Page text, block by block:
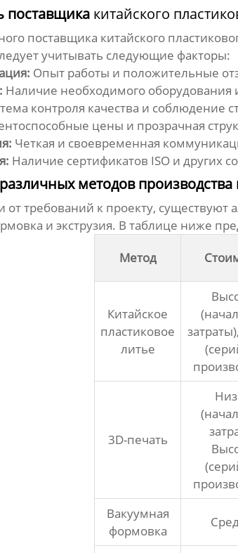
поставщика китайского
поставщика китайского
учитывать следующие факторы:
Опыт работы и положительные
Наличие необходимого
контроля качества и соблюдение
цены и прозрачная
Четкая и своевременная
Наличие сертификатов ISO и других
методов производства
от требований к проекту,
и экструзия. В таблице ниже
Метод
Китайское
пластиковое
литье
3D-печать
Вакуумная
формовка